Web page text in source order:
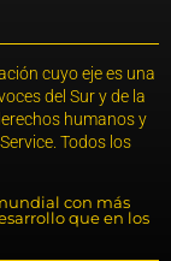
cuyo eje es una
del Sur y de la
humanos y
Todos los
con más
que en los